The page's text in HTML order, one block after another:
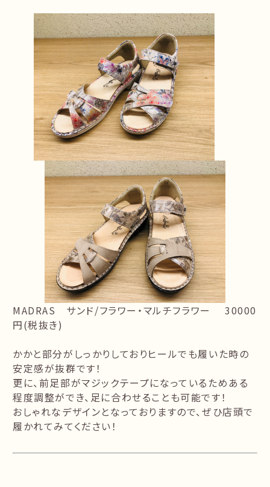
MADRAS サンド/フラワー・マルチフラワー 30000
円(税抜き)
かかと部分がしっかりしておりヒールでも履いた時の
安定感が抜群です！
更に、前足部がマジックテープになっているためある
程度調整ができ、足に合わせることも可能です！
おしゃれなデザインとなっておりますので、ぜひ店頭で
履かれてみてください！